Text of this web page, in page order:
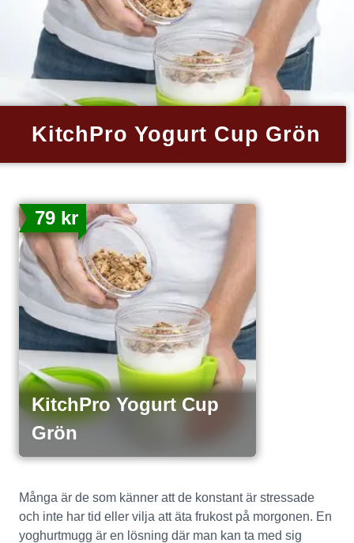
KitchPro Yogurt Cup Grön
79 kr
KitchPro Yogurt Cup
Grön
Många är de som känner att de konstant är stressade
och inte har tid eller vilja att äta frukost på morgonen. En
yoghurtmugg är en lösning där man kan ta med sig